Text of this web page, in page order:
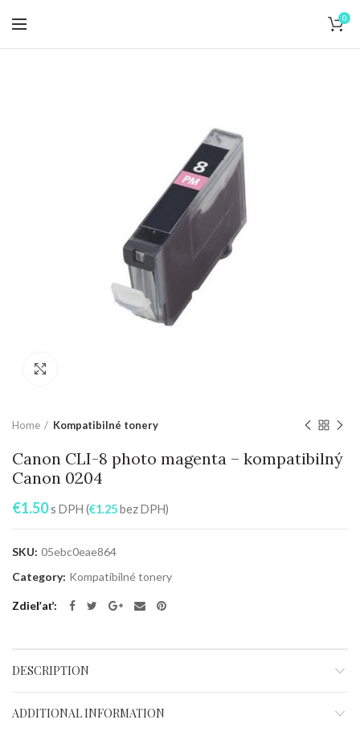
0
Home Kompatibilné tonery
Canon CLI-8 photo magenta – kompatibilný
Canon 0204
€1.50s DPH (€1.25bez DPH)
SKU: 05ebc0eae864
Category: Kompatibilné tonery
Zdieľať
DESCRIPTION
ADDITIONAL INFORMATION